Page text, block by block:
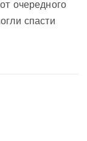
очередного
спасти